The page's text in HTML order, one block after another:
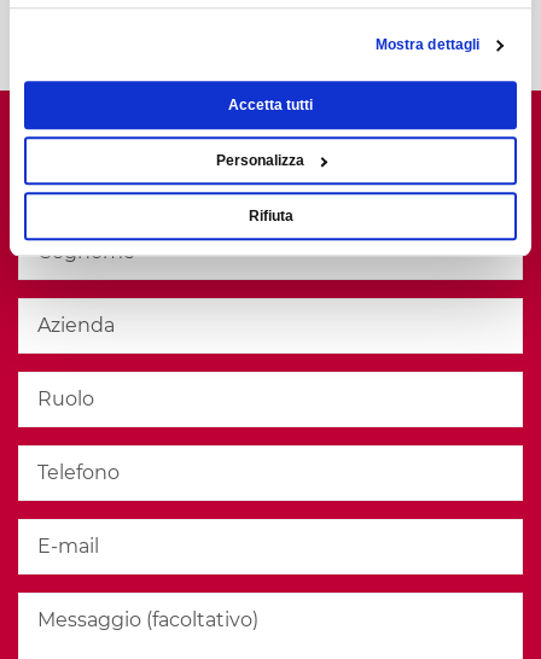
Mostra dettagli
Accetta tutti
Personalizza
Rifiuta